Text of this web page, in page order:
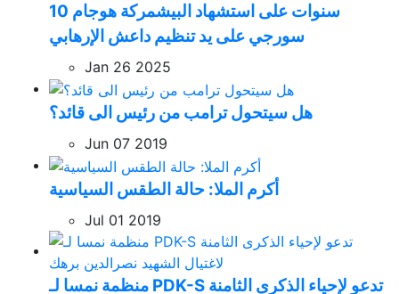
10 سنوات على استشهاد البيشمركة هوجام
سورجي على يد تنظيم داعش الإرهابي
Jan 26 2025
هل سيتحول ترامب من رئيس الى قائد؟
Jun 07 2019
أكرم الملا: حالة الطقس السياسية
Jul 01 2019
منظمة نمسا لـ PDK-S تدعو لإحياء الذكرى الثامنة